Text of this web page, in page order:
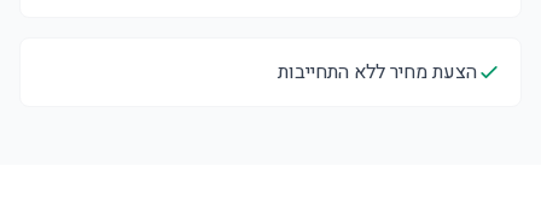
הצעת מחיר ללא התחייבות